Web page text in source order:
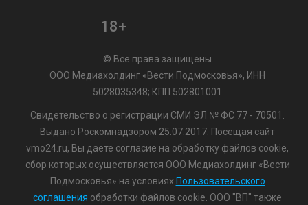
18+
© Все права защищены
ООО Медиахолдинг «Вести Подмосковья», ИНН
5028035348; КПП 502801001
Свидетельство о регистрации СМИ ЭЛ № ФС 77 - 70501.
Выдано Роскомнадзором 25.07.2017. Посещая сайт
vmo24.ru, Вы даете согласие на обработку файлов cookie,
сбор которых осуществляется ООО Медиахолдинг «Вести
Подмосковья» на условиях Пользовательского
соглашения обработки файлов cookie. ООО "ВП" также